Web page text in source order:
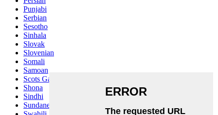
Punjabi
Serbian
Sesotho
Sinhala
Slovak
Slovenian
Somali
Samoan
Scots Gaelic
Shona
Sindhi
Sundanese